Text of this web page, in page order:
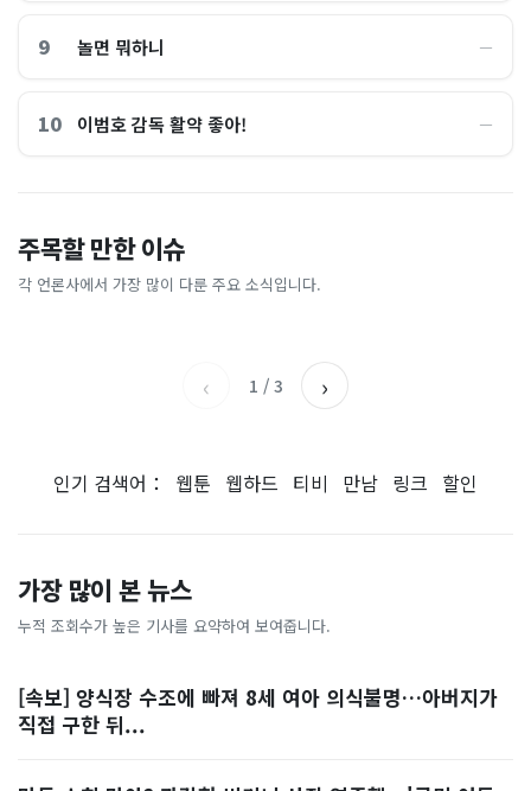
9 놀면 뭐하니 ―
10 이범호 감독 활약 좋아! ―
주목할 만한 이슈
각 언론사에서 가장 많이 다룬 주요 소식입니다.
홈플러스, 2000억원으로 '시
간'을 샀다
비즈워치
왜?매일경제
[날씨] 오늘 밤 또 내린다...내
륙 중심 최대 150mm
졌다...국산 53개 중소기업이
‹ 1 / 3 ›
인기 검색어： 웹툰 웹하드 티비 만남 링크 할인
가장 많이 본 뉴스
누적 조회수가 높은 기사를 요약하여 보여줍니다.
[속보] 양식장 수조에 빠져 8세 여아 의식불명…아버지가
직접 구한 뒤...